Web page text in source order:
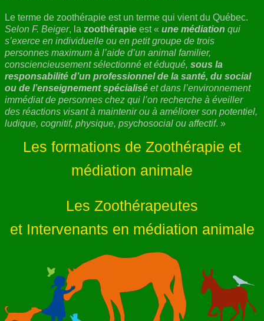
Le terme de zoothérapie est un terme qui vient du Québec.
Selon F. Beiger, la zoothérapie est « une médiation qui
s’exerce en individuelle ou en petit groupe de trois
personnes maximum à l’aide d’un animal familier,
consciencieusement sélectionné et éduqué, sous la
responsabilité d’un professionnel de la santé, du social
ou de l’enseignement spécialisé et dans l’environnement
immédiat de personnes chez qui l’on recherche à éveiller
des réactions visant à maintenir ou à améliorer son potentiel,
ludique, cognitif, physique, psychosocial ou affectif. »
Les formations de Zoothérapie et
médiation animale
Les Zoothérapeutes
et Intervenants en médiation animale